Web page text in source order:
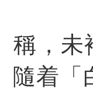
稱，
隨着「